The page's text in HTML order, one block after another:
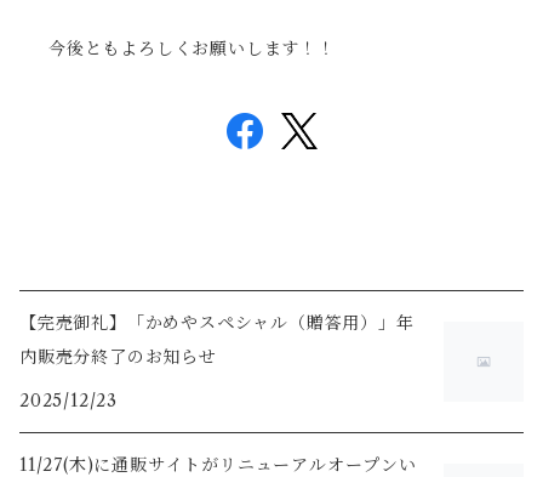
今後ともよろしくお願いします！！
【完売御礼】「かめやスペシャル（贈答用）」年
内販売分終了のお知らせ
2025/12/23
11/27(木)に通販サイトがリニューアルオープンい